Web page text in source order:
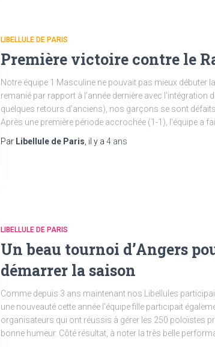
LIBELLULE DE PARIS
Première victoire contre le
Notre équipe 1 Masculine ne pouvait pas mieux débuter
remanié par rapport à l’année dernière avec l’intégration
quelques retours d’anciens), nos garçons se sont
Après une première période accrochée (1-1), l’équipe a
Par Libellule de Paris , il y a 4 ans
LIBELLULE DE PARIS
Un beau tournoi d’Angers
démarrer la saison
Comme depuis 3 ans maintenant nos Libellules
une nouveauté cette année l’équipe fille participait
organisateurs qui ont réussis à gérer les 250 poloïstes
bonne humeur. Côté résultat, à noter la très belle